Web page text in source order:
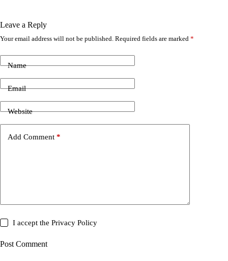
Leave a Reply
Your email address will not be published. Required fields are marked *
Name
Email
Website
Add Comment *
I accept thePrivacy Policy
Post Comment